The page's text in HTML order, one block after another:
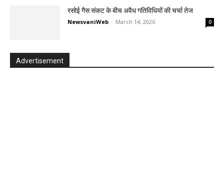
रसोई गैस संकट के बीच अवैध गतिविधियों की चर्चा तेज
NewsvaniWeb - March 14, 2026 0
Advertisement